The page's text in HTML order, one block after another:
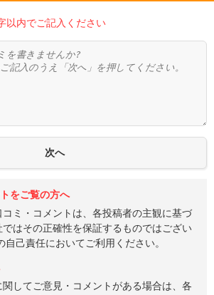
以内でご記入ください
をご覧の方へ
ミ・コメントは、各投稿者の主観に基づ
ではその正確性を保証するものではござい
自己責任においてご利用ください。
してご意見・コメントがある場合は、各